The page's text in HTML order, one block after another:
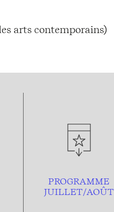
arts contemporains)
PROGRAMME
JUILLET/AOÛT